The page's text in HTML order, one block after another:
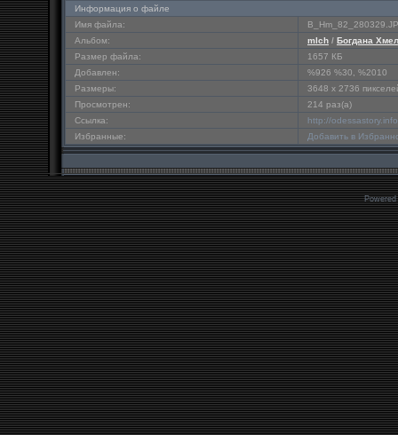
Информация о файле
Имя файла:
Альбом:
mlch / Богдана
Размер файла:
1657 КБ
Добавлен:
%926 %30, %2010
Размеры:
3648 x 2736
Просмотрен:
214 раз(а)
Ссылка:
http://
Избранные:
Добавить в